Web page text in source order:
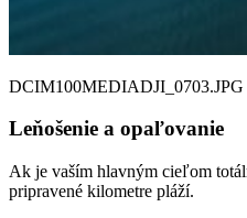
DCIM100MEDIADJI_0703.JPG
Leňošenie a opaľovanie
Ak je vaším hlavným cieľom
pripravené kilometre pláží.